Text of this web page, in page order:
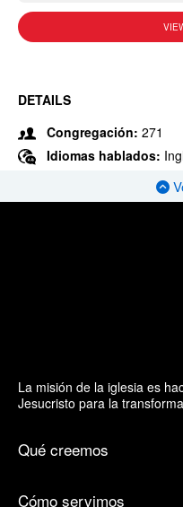
DETAILS
Congregación: 271
Idiomas hablados:
La misión de la iglesia es
Jesucristo para la
Qué creemos
Cómo servimos